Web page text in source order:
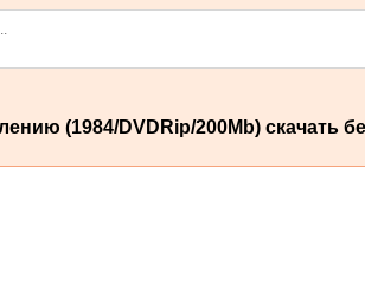
(1984/DVDRip/200Мb) скачать